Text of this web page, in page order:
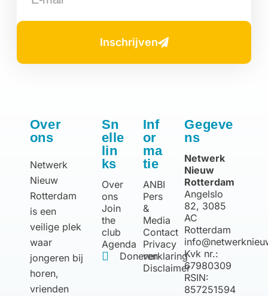
Inschrijven
Over
ons
Netwerk
Nieuw
Rotterdam
is een
veilige plek
waar
jongeren bij
horen,
vrienden
Sn
elle
lin
ks
Over
ons
Join
the
club
Agenda
Doneren
Inf
or
ma
tie
ANBI
Pers
&
Media
Contact
Privacy
verklaring
Disclaimer
Gegeve
ns
Netwerk
Nieuw
Rotterdam
Angelslo
82, 3085
AC
Rotterdam
Kvk nr.:
67980309
RSIN:
857251594